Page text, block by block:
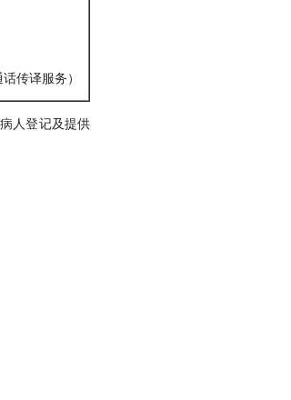
传译服务）
人登记及提供